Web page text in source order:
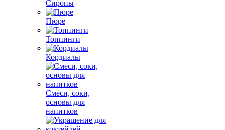
Сиропы
Пюре
Топпинги
Кордиалы
Смеси, соки,
основы для
напитков